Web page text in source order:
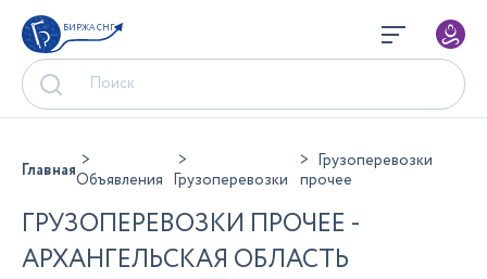
БИРЖА СНГ
ГлавнаяОбъявления Грузоперевозки
Грузоперевозки
прочее
ГРУЗОПЕРЕВОЗКИ ПРОЧЕЕ -
АРХАНГЕЛЬСКАЯ ОБЛАСТЬ